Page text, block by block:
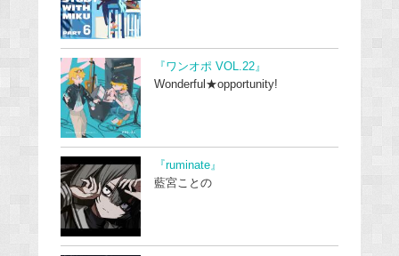
『ワンオポ VOL.22』
Wonderful★opportunity!
『ruminate』
藍宮ことの